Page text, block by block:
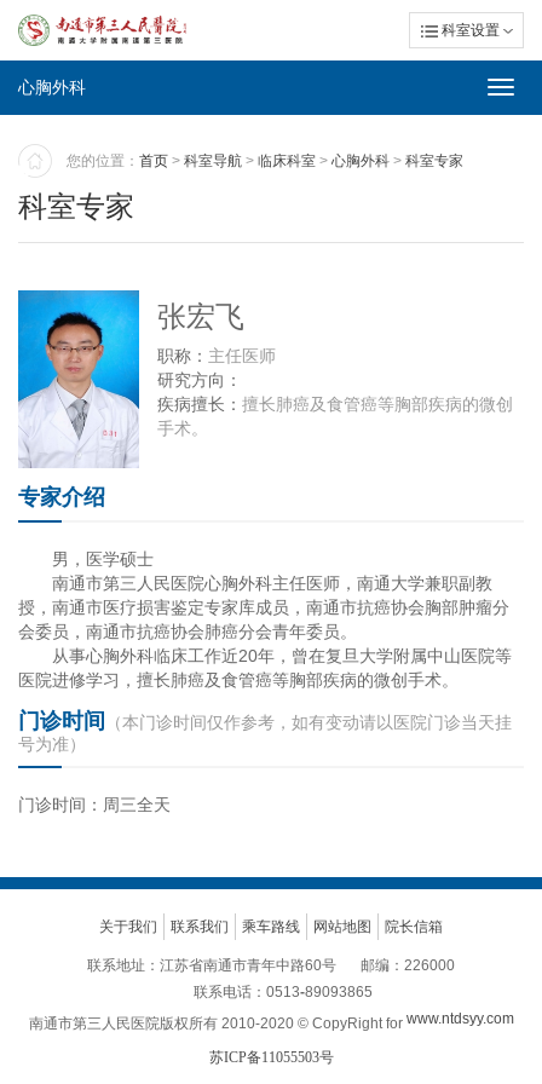
科室设置
心胸外科
您的位置： 首页 > 科室导航 > 临床科室 > 心胸外科 > 科室专家
科室专家
张宏飞
职称： 主任医师
研究方向：
疾病擅长： 擅长肺癌及食管癌等胸部疾病的微创
手术。
专家介绍
男，医学硕士
南通市第三人民医院心胸外科主任医师，南通大学兼职副教
授，南通市医疗损害鉴定专家库成员，南通市抗癌协会胸部肿瘤分
会委员，南通市抗癌协会肺癌分会青年委员。
从事心胸外科临床工作近20年，曾在复旦大学附属中山医院等
医院进修学习，擅长肺癌及食管癌等胸部疾病的微创手术。
门诊时间
（本门诊时间仅作参考，如有变动请以医院门诊当天挂
号为准）
门诊时间： 周三全天
关于我们 联系我们 乘车路线 网站地图 院长信箱
联系地址：江苏省南通市青年中路60号
邮编：226000
联系电话：0513-89093865
南通市第三人民医院版权所有 2010-2020 © CopyRight for www.ntdsyy.com
苏ICP备11055503号